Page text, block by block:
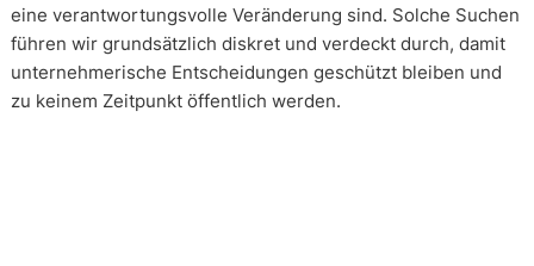
eine verantwortungsvolle Veränderung sind. Solche Suchen
führen wir grundsätzlich diskret und verdeckt durch, damit
unternehmerische Entscheidungen geschützt bleiben und
zu keinem Zeitpunkt öffentlich werden.